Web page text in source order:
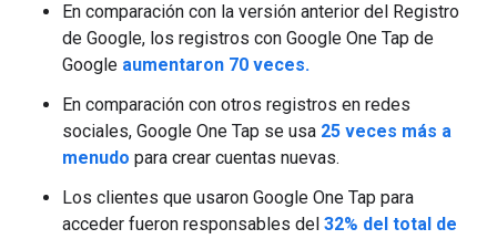
En comparación con la versión anterior del Registro
de Google, los registros con Google One Tap de
Google aumentaron 70 veces.
En comparación con otros registros en redes
sociales, Google One Tap se usa 25 veces más a
menudo para crear cuentas nuevas.
Los clientes que usaron Google One Tap para
acceder fueron responsables del 32% del total de